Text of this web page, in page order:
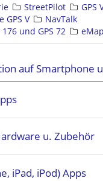
StreetPilot
GPS
GPS V
NavTalk
176 und GPS 72
eMap
auf Smartphone
u. Zubehör
iPad, iPod) Apps